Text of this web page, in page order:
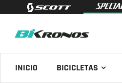
INICIO BICICLETAS